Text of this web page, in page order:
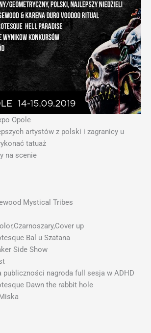
Opole
artystów z polski i zagranicy u
tatuaż
na scenie
Mystical Tribes
up
Bal u Szatana
Side Show
publiczności nagroda full sesja w ADHD
Dawn the rabbit hole